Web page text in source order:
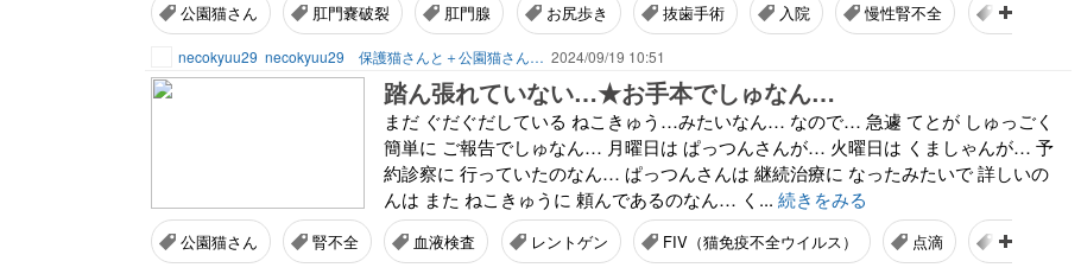
公園猫さん 肛門嚢破裂 肛門腺 お尻歩き 抜歯手術 入院 慢性腎不全 細菌性膀胱炎
necokyuu29 necokyuu29 保護猫さんと＋公園猫さん… 2024/09/19 10:51
踏ん張れていない…★お手本でしゅなん…
まだ ぐだぐだしている ねこきゅう…みたいなん… なので… 急遽 てとが しゅっごく
簡単に ご報告でしゅなん… 月曜日は ぱっつんさんが… 火曜日は くましゃんが… 予
約診察に 行っていたのなん… ぱっつんさんは 継続治療に なったみたいで 詳しいの
んは また ねこきゅうに 頼んであるのなん… く... 続きをみる
公園猫さん 腎不全 血液検査 レントゲン FIV（猫免疫不全ウイルス） 点滴 予約手術日